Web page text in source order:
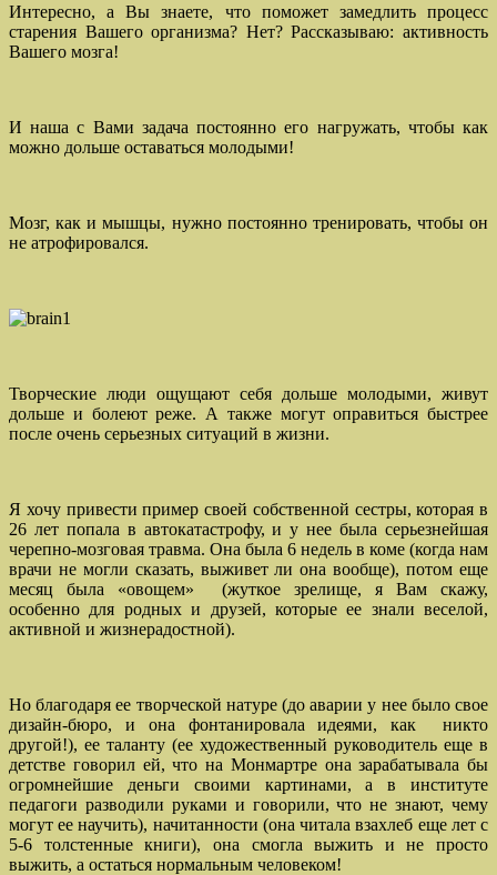
Интересно, а Вы знаете, что поможет замедлить процесс
старения Вашего организма? Нет? Рассказываю: активность
Вашего мозга!
И наша с Вами задача постоянно его нагружать, чтобы как
можно дольше оставаться молодыми!
Мозг, как и мышцы, нужно постоянно тренировать, чтобы он
не атрофировался.
Творческие люди ощущают себя дольше молодыми, живут
дольше и болеют реже. А также могут оправиться быстрее
после очень серьезных ситуаций в жизни.
Я хочу привести пример своей собственной сестры, которая в
26 лет попала в автокатастрофу, и у нее была серьезнейшая
черепно-мозговая травма. Она была 6 недель в коме (когда нам
врачи не могли сказать, выживет ли она вообще), потом еще
месяц была «овощем» (жуткое зрелище, я Вам скажу,
особенно для родных и друзей, которые ее знали веселой,
активной и жизнерадостной).
Но благодаря ее творческой натуре (до аварии у нее было свое
дизайн-бюро, и она фонтанировала идеями, как никто
другой!), ее таланту (ее художественный руководитель еще в
детстве говорил ей, что на Монмартре она зарабатывала бы
огромнейшие деньги своими картинами, а в институте
педагоги разводили руками и говорили, что не знают, чему
могут ее научить), начитанности (она читала взахлеб еще лет с
5-6 толстенные книги), она смогла выжить и не просто
выжить, а остаться нормальным человеком!